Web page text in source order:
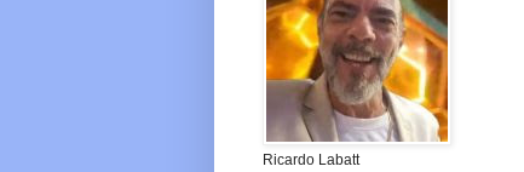
Ricardo Labatt